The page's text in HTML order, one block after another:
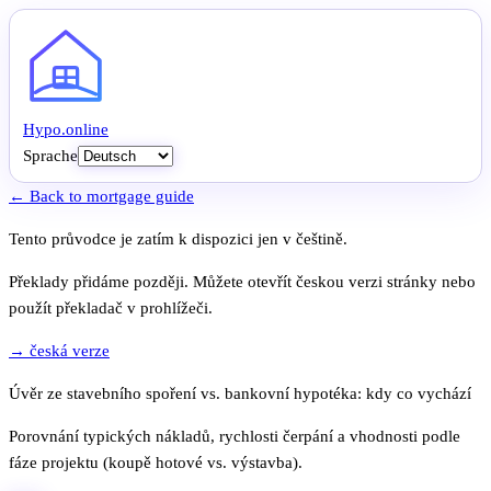
Hypo.online
Sprache
← Back to mortgage guide
Tento průvodce je zatím k dispozici jen v češtině.
Překlady přidáme později. Můžete otevřít českou verzi stránky nebo
použít překladač v prohlížeči.
→ česká verze
Úvěr ze stavebního spoření vs. bankovní hypotéka: kdy co vychází
Porovnání typických nákladů, rychlosti čerpání a vhodnosti podle
fáze projektu (koupě hotové vs. výstavba).